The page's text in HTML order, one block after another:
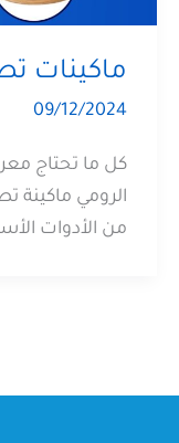
ماكينات
09/12/2024
كل ما تحتاج
الرومي ماكينة
من الأدوات